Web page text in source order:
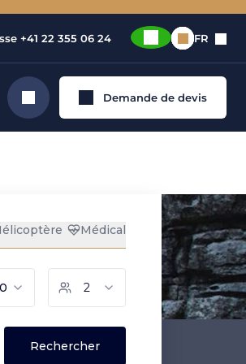
+41 22 355 06 24 FR
Rechercher Demande de devis